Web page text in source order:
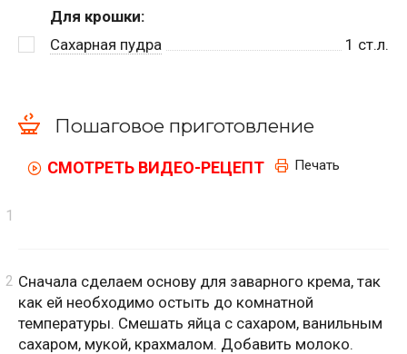
Для крошки:
Сахарная пудра
1 ст.л.
Пошаговое приготовление
СМОТРЕТЬ ВИДЕО-РЕЦЕПТ Печать
Сначала сделаем основу для заварного крема, так
как ей необходимо остыть до комнатной
температуры. Смешать яйца с сахаром, ванильным
сахаром, мукой, крахмалом. Добавить молоко.